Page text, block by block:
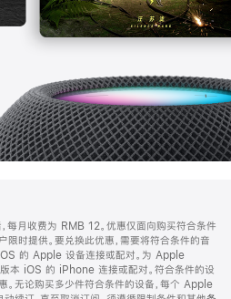
每月收费为 RMB 12。优惠仅面向购买符合条件
时提供。要兑换此优惠，需要将符合条件的音
的 Apple 设备连接或配对。为 Apple
本 iOS 的 iPhone 连接或配对。符合条件的设
。无论购买多少件符合条件的设备，每个 Apple